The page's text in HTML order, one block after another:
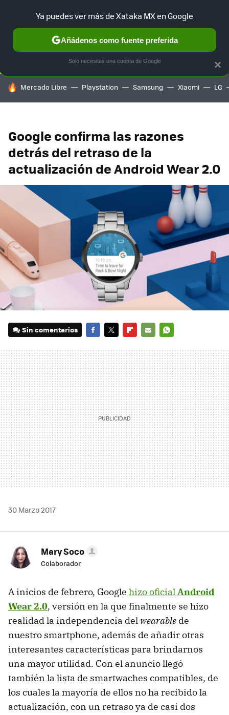
SELECCIÓN GAMING HOME AUTO TERRITORIO
HOY SE HABLA DE
Mercado Libre Playstation Samsung Xiaomi LG
Google confirma las razones
detrás del retraso de la
actualización de Android Wear 2.0
Sin comentarios
MAIL
30 Marzo 2017
Mary Soco
Colaborador
A inicios de febrero, Google hizo oficialAndroid
Wear 2.0, versión en la que finalmente se hizo
realidad la independencia del wearable de
nuestro smartphone, además de añadir otras
interesantes características para brindarnos
una mayor utilidad. Con el anuncio llegó
también la lista de smartwaches compatibles, de
los cuales la mayoría de ellos no ha recibido la
actualización, con un retraso ya de casi dos
×
Ya puedes ver más de Xataka MX en Google
Añádenos como fuente preferida
Solo necesitas una cuenta de Google